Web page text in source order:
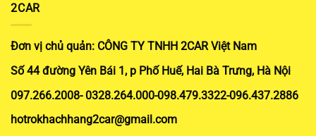
2CAR
Đơn vị chủ quản: CÔNG TY TNHH 2CAR Việt Nam
Số 44 đường Yên Bái 1, p Phố Huế, Hai Bà Trưng, Hà Nội
097.266.2008- 0328.264.000-098.479.3322-096.437.2886
hotrokhachhang2car@gmail.com